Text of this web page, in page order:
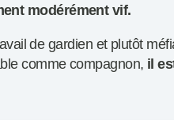
modérément vif.
de gardien et plutôt
comme compagnon, il